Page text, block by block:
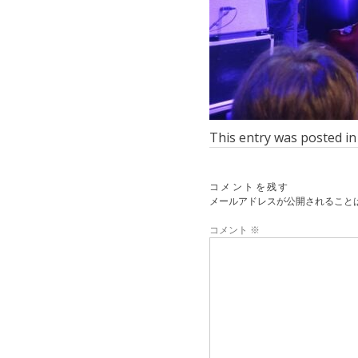
This entry was posted
コメントを残す
メールアドレスが公開されること
コメント ※